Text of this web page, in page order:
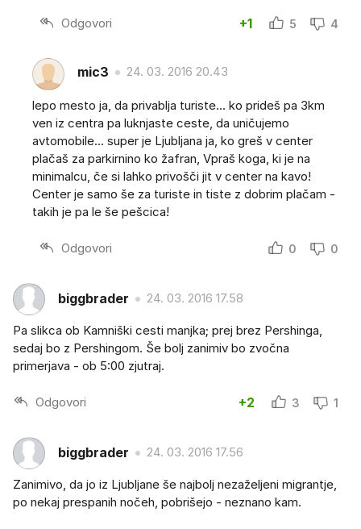
Odgovori +1 5 4
mic3 24. 03. 2016 20.43
lepo mesto ja, da privablja turiste... ko prideš pa 3km
ven iz centra pa luknjaste ceste, da uničujemo
avtomobile... super je Ljubljana ja, ko greš v center
plačaš za parkirnino ko žafran, Vpraš koga, ki je na
minimalcu, če si lahko privošči jit v center na kavo!
Center je samo še za turiste in tiste z dobrim plačam -
takih je pa le še pešcica!
Odgovori 0 0
biggbrader 24. 03. 2016 17.58
Pa slikca ob Kamniški cesti manjka; prej brez Pershinga,
sedaj bo z Pershingom. Še bolj zanimiv bo zvočna
primerjava - ob 5:00 zjutraj.
Odgovori +2 3 1
biggbrader 24. 03. 2016 17.56
Zanimivo, da jo iz Ljubljane še najbolj nezaželjeni migrantje,
po nekaj prespanih nočeh, pobrišejo - neznano kam.